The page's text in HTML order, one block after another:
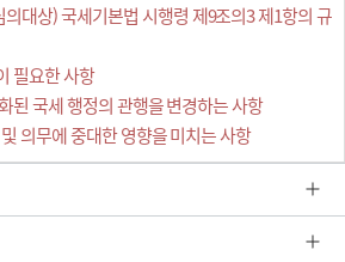
대상) 국세기본법 시행령 제9조의3 제1항의 규
필요한 사항
된 국세 행정의 관행을 변경하는 사항
의무에 중대한 영향을 미치는 사항